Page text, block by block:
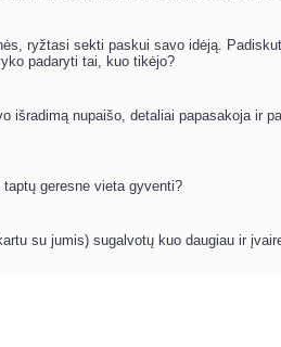
ryžtasi sekti paskui savo idėją.
padaryti tai, kuo tikėjo?
išradimą nupaišo, detaliai papasakoja ir
geresne vieta gyventi?
su jumis) sugalvotų kuo daugiau ir